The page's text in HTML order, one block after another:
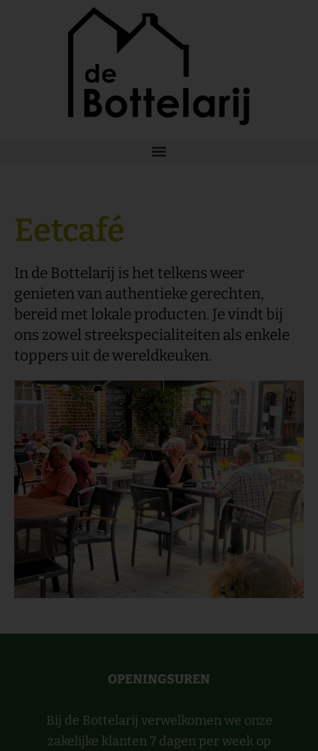
Eetcafé
In de Bottelarij is het telkens weer
genieten van authentieke gerechten,
bereid met lokale producten. Je vindt bij
ons zowel streekspecialiteiten als enkele
toppers uit de wereldkeuken.
OPENINGSUREN
Bij de Bottelarij verwelkomen we onze
zakelijke klanten 7 dagen per week op